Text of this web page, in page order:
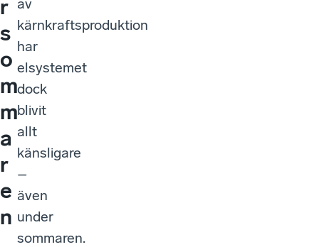
r
s
o
m
m
a
r
e
n
av
kärnkraftsproduktion
har
elsystemet
dock
blivit
allt
känsligare
–
även
under
sommaren.